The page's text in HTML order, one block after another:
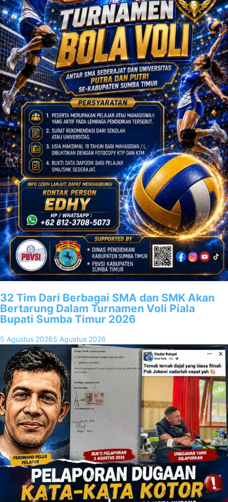
32 Tim Dari Berbagai SMA dan SMK Akan
Bertarung Dalam Turnamen Voli Piala
Bupati Sumba Timur 2026
5 Agustus 20265 Agustus 2026